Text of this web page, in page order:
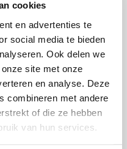
cookies
en advertenties te
social media te bieden
Ook delen we
site met onze
en analyse. Deze
combineren met andere
of die ze hebben
van hun services.